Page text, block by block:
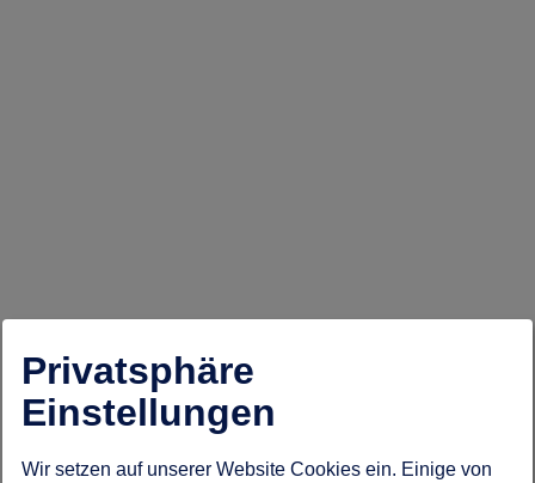
Privatsphäre
Einstellungen
Wir setzen auf unserer Website Cookies ein. Einige von